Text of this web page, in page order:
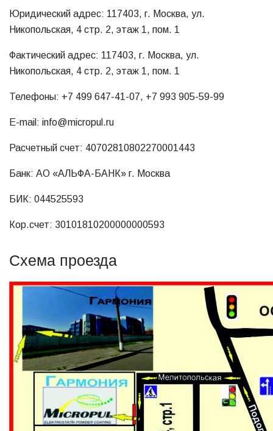
Юридический адрес: 117403, г. Москва, ул.
Никопольская, 4 стр. 2, этаж 1, пом. 1
Фактический адрес: 117403, г. Москва, ул.
Никопольская, 4 стр. 2, этаж 1, пом. 1
Телефоны: +7 499 647-41-07, +7 993 905-59-99
E-mail: info@micropul.ru
Расчетный счет: 40702810802270001443
Банк: АО «АЛЬФА-БАНК» г. Москва
БИК: 044525593
Кор.счет: 30101810200000000593
Схема проезда